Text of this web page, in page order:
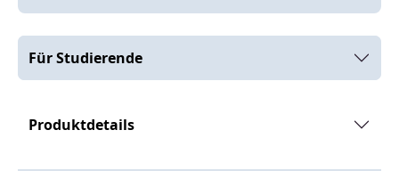
Für Studierende
Produktdetails